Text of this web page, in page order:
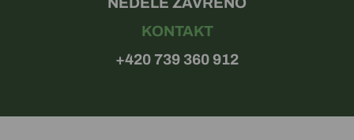
KONTAKT
+420 739 360 912